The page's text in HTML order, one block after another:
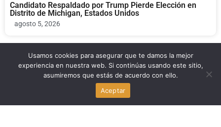
Candidato Respaldado por Trump Pierde Elección en
Distrito de Michigan, Estados Unidos
agosto 5, 2026
Politica
Abdul El-Sayed gana las primarias demócratas de
Michigan: victoria progresista
Usamos cookies para asegurar que te damos la mejor
experiencia en nuestra web. Si continúas usando este sitio,
asumiremos que estás de acuerdo con ello.
Aceptar